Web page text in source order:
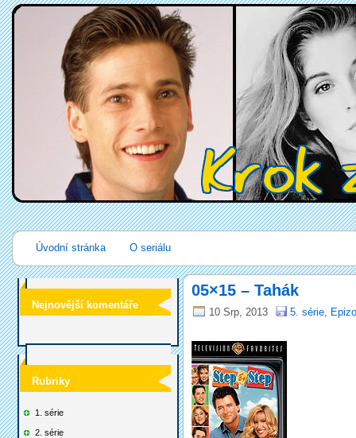
Úvodní stránka O seriálu
Nejnovější komentáře
Rubriky
1. série
2. série
05×15 – Tahák
10 Srp, 2013 5. série,